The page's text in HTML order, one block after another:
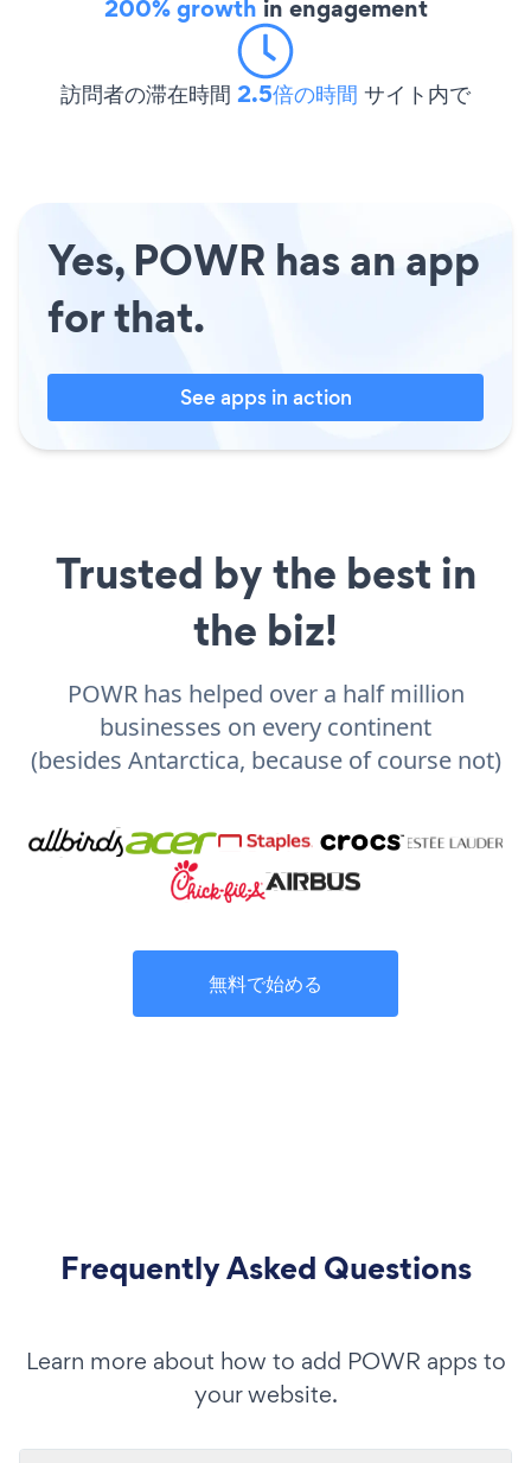
200% growth in engagement
訪問者の滞在時間 2.5倍の時間 サイト内で
Yes, POWR has an app
for that.
See apps in action
Trusted by the best in
the biz!
POWR has helped over a half million
businesses on every continent
(besides Antarctica, because of course not)
無料で始める
Frequently Asked Questions
Learn more about how to add POWR apps to
your website.